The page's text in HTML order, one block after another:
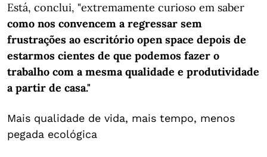
Está, conclui, "extremamente curioso em saber
como nos convencem a regressar sem
frustrações ao escritório open space depois de
estarmos cientes de que podemos fazer o
trabalho com a mesma qualidade e produtividade
a partir de casa."
Mais qualidade de vida, mais tempo, menos
pegada ecológica